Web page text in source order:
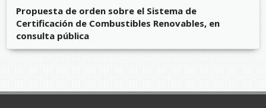
Propuesta de orden sobre el Sistema de
Certificación de Combustibles Renovables, en
consulta pública